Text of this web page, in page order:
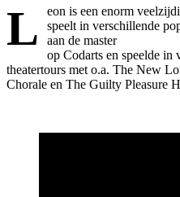
L
eon is een enorm
speelt in verschillende
aan de master
op Codarts en speelde in
theatertours met o.a. The New
Chorale en The Guilty Pleasure